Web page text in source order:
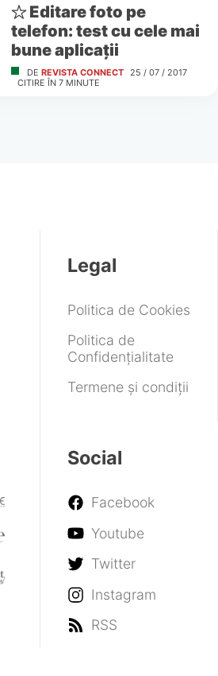
Editare foto pe
telefon: test cu cele mai
bune aplicații
DE REVISTA CONNECT
25 / 07 / 2017
CITIRE ÎN 7 MINUTE
Legal
Politica de Cookies
Politica de
Confidențialitate
Termene și condiții
Social
Facebook
Youtube
Twitter
Instagram
RSS